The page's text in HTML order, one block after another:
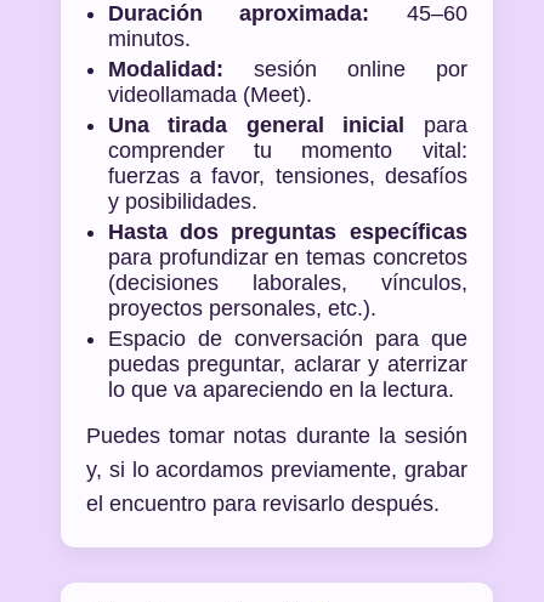
Duración aproximada: 45–60
minutos.
Modalidad: sesión online por
videollamada (Meet).
Una tirada general inicial
para
comprender tu momento vital:
fuerzas a favor, tensiones, desafíos
y posibilidades.
Hasta dos preguntas específicas
para profundizar en temas concretos
(decisiones laborales, vínculos,
proyectos personales, etc.).
Espacio de conversación para que
puedas preguntar, aclarar y aterrizar
lo que va apareciendo en la lectura.
Puedes tomar notas durante la sesión
y, si lo acordamos previamente, grabar
el encuentro para revisarlo después.